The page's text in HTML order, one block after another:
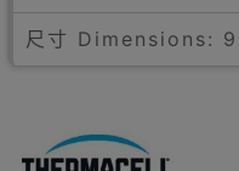
尺寸 Dimensions: